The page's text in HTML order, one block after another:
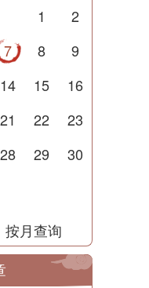
1
2
7 8
9
14 15
16
21 22
23
28 29
30
按月查询